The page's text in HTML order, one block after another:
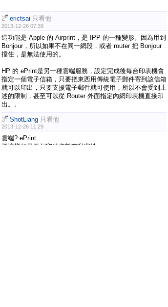
2# erictsai 只看他
2013-12-26 07:39
這功能是 Apple 的 Airprint，是 IPP 的一種變形。因為用到
Bonjour，所以如果不在同一網段，或者 router 把 Bonjour
擋住，是無法使用的。
HP 的 ePrint是另一種雲端服務，設定完成後每台印表機會
指定一個電子信箱，只要把東西用傳統電子郵件寄到該信箱
就可以印出，只要支援電子郵件就可使用，所以不會受到上
述的限制，甚至可以從 Router 外面指定內網印表機直接印
出。。
3# ShotLiang 只看他
2013-12-26 11:29
雲端? ePrint
那這樣如果要列印的資料有私密性，